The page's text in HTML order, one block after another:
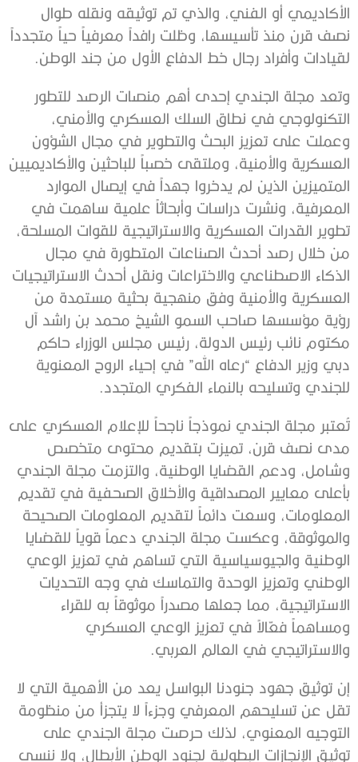
الأكاديمي أو الفني، والذي تم توثيقه ونقله طوال
نصف قرن منذ تأسيسها، وظلت رافداً معرفياً حياً متجدداً
لقيادات وأفراد رجال خط الدفاع الأول من جند الوطن.
وتعد مجلة الجندي إحدى أهم منصات الرصد للتطور
التكنولوجي في نطاق السلك العسكري والأمني،
وعملت على تعزيز البحث والتطوير في مجال الشؤون
العسكرية والأمنية، وملتقى خصباً للباحثين والأكاديميين
المتميزين الذين لم يدخروا جهداً في إيصال الموارد
المعرفية، ونشرت دراسات وأبحاثاً علمية ساهمت في
تطوير القدرات العسكرية والاستراتيجية للقوات المسلحة،
من خلال رصد أحدث الصناعات المتطورة في مجال
الذكاء الاصطناعي والاختراعات ونقل أحدث الاستراتيجيات
العسكرية والأمنية وفق منهجية بحثية مستمدة من
رؤية مؤسسها صاحب السمو الشيخ محمد بن راشد آل
مكتوم نائب رئيس الدولة، رئيس مجلس الوزراء حاكم
دبي وزير الدفاع “رعاه الله” في إحياء الروح المعنوية
للجندي وتسليحه بالنماء الفكري المتجدد.
تُعتبر مجلة الجندي نموذجاً ناجحاً للإعلام العسكري على
مدى نصف قرن، تميزت بتقديم محتوى متخصص
وشامل، ودعم القضايا الوطنية، والتزمت مجلة الجندي
بأعلى معايير المصداقية والأخلاق الصحفية في تقديم
المعلومات، وسعت دائماً لتقديم المعلومات الصحيحة
والموثوقة، وعكست مجلة الجندي دعماً قوياً للقضايا
الوطنية والجيوسياسية التي تساهم في تعزيز الوعي
الوطني وتعزيز الوحدة والتماسك في وجه التحديات
الاستراتيجية، مما جعلها مصدراً موثوقاً به للقراء
ومساهماً فعّالاً في تعزيز الوعي العسكري
والاستراتيجي في العالم العربي.
إن توثيق جهود جنودنا البواسل يعد من الأهمية التي لا
تقل عن تسليحهم المعرفي وجزءاً لا يتجزأ من منظومة
التوجيه المعنوي، لذلك حرصت مجلة الجندي على
توثيق الإنجازات البطولية لجنود الوطن الأبطال، ولا ننسى